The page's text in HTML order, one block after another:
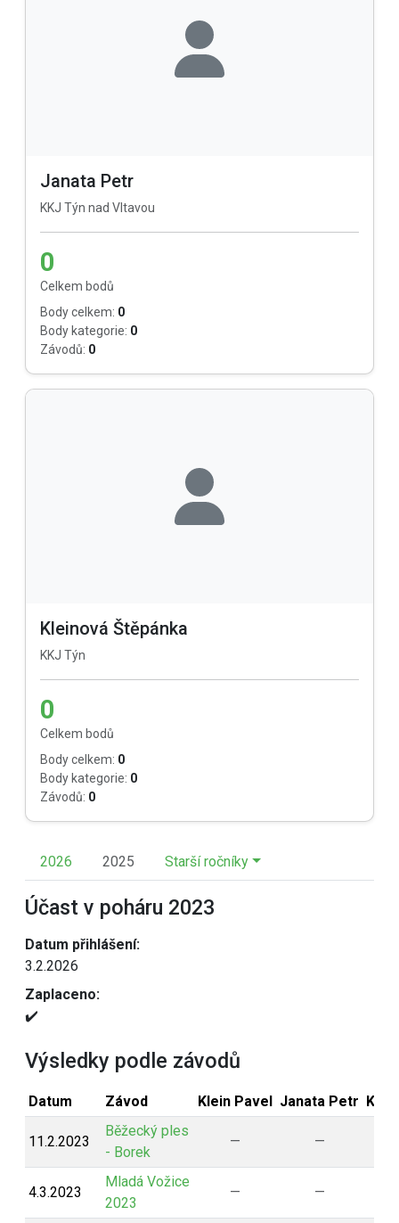
Janata Petr
KKJ Týn nad Vltavou
0
Celkem bodů
Body celkem: 0
Body kategorie: 0
Závodů: 0
Kleinová Štěpánka
KKJ Týn
0
Celkem bodů
Body celkem: 0
Body kategorie: 0
Závodů: 0
2026 2025 Starší ročníky
Účast v poháru 2023
Datum přihlášení:
3.2.2026
Zaplaceno:
✔️
Výsledky podle závodů
Datum Závod Klein Pavel Janata Petr
11.2.2023
Běžecký ples
- Borek
— —
4.3.2023
Mladá Vožice
2023
— —